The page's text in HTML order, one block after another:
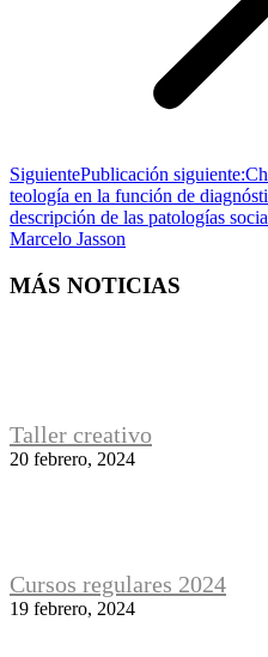
SiguientePublicación siguiente:
teología en la función de
descripción de las patologías
Marcelo Jasson
MÁS NOTICIAS
Taller creativo
20 febrero, 2024
Cursos regulares 2024
19 febrero, 2024